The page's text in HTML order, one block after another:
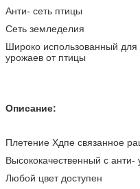
Анти- сеть птицы
Сеть земледелия
Широко использованный
урожаев от птицы
Описание:
Плетение Хдпе связанное
Высококачественный с
Любой цвет доступен